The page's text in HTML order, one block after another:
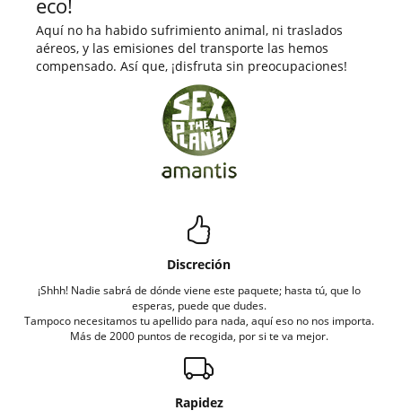
eco!
Aquí no ha habido sufrimiento animal, ni traslados
aéreos, y las emisiones del transporte las hemos
compensado. Así que, ¡disfruta sin preocupaciones!
Discreción
¡Shhh! Nadie sabrá de dónde viene este paquete; hasta tú, que lo
esperas, puede que dudes.
Tampoco necesitamos tu apellido para nada, aquí eso no nos importa.
Más de 2000 puntos de recogida, por si te va mejor.
Rapidez